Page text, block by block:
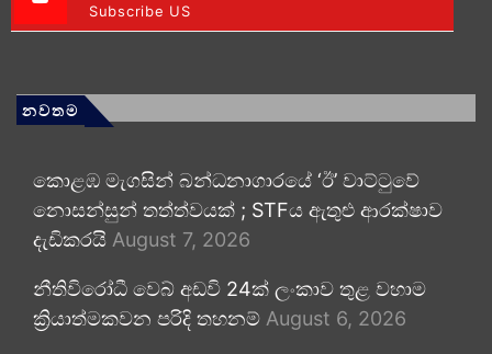
Subscribe US
නවතම
කොළඹ මැගසින් බන්ධනාගාරයේ ‘ඊ’ වාට්ටුවේ
නොසන්සුන් තත්ත්වයක් ; STFය ඇතුළු ආරක්ෂාව
දැඩිකරයි August 7, 2026
නීතිවිරෝධී වෙබ් අඩවි 24ක් ලංකාව තුළ වහාම
ක්‍රියාත්මකවන පරිදි තහනම් August 6, 2026